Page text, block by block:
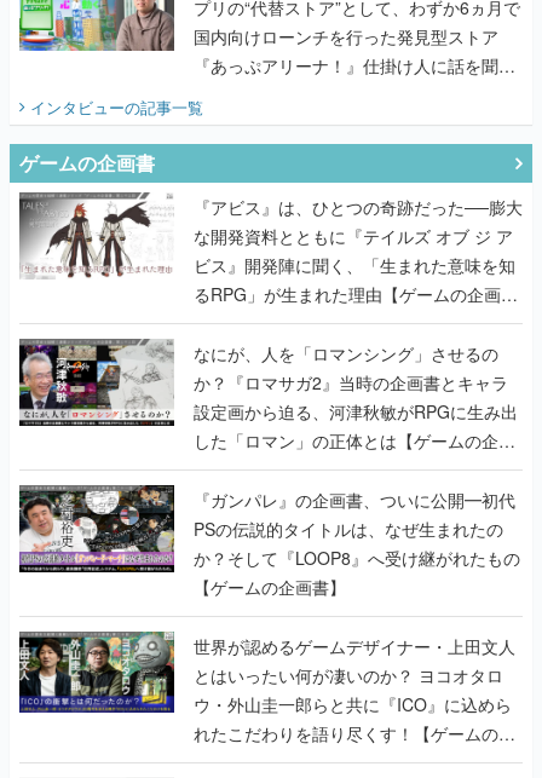
プリの“代替ストア”として、わずか6ヵ月で
国内向けローンチを行った発見型ストア
『あっぷアリーナ！』仕掛け人に話を聞い
てみた
インタビューの記事一覧
ゲームの企画書
『アビス』は、ひとつの奇跡だった──膨大
な開発資料とともに『テイルズ オブ ジ ア
ビス』開発陣に聞く、「生まれた意味を知
るRPG」が生まれた理由【ゲームの企画
書】
なにが、人を「ロマンシング」させるの
か？『ロマサガ2』当時の企画書とキャラ
設定画から迫る、河津秋敏がRPGに生み出
した「ロマン」の正体とは【ゲームの企画
書】
『ガンパレ』の企画書、ついに公開━初代
PSの伝説的タイトルは、なぜ生まれたの
か？そして『LOOP8』へ受け継がれたもの
【ゲームの企画書】
世界が認めるゲームデザイナー・上田文人
とはいったい何が凄いのか？ ヨコオタロ
ウ・外山圭一郎らと共に『ICO』に込めら
れたこだわりを語り尽くす！【ゲームの企
画書】